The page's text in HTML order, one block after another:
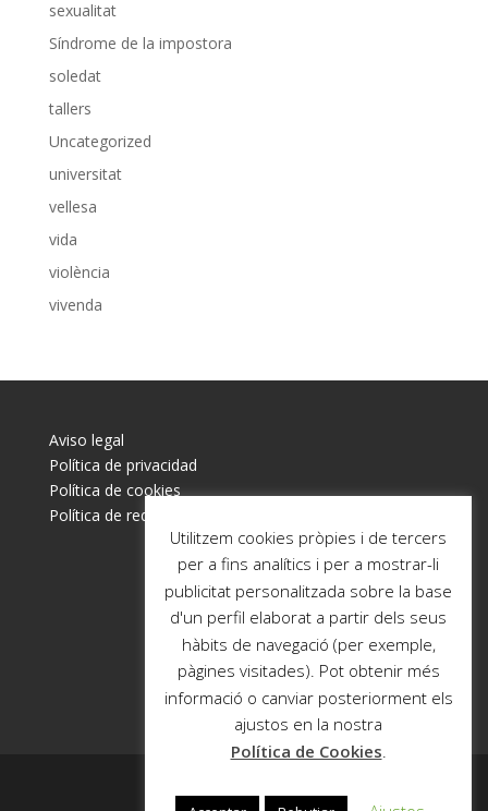
sexualitat
Síndrome de la impostora
soledat
tallers
Uncategorized
universitat
vellesa
vida
violència
vivenda
Aviso legal
Política de privacidad
Política de cookies
Política de redes sociales
Utilitzem cookies pròpies i de tercers
per a fins analítics i per a mostrar-li
publicitat personalitzada sobre la base
d'un perfil elaborat a partir dels seus
hàbits de navegació (per exemple,
pàgines visitades). Pot obtenir més
informació o canviar posteriorment els
ajustos en la nostra
Política de Cookies